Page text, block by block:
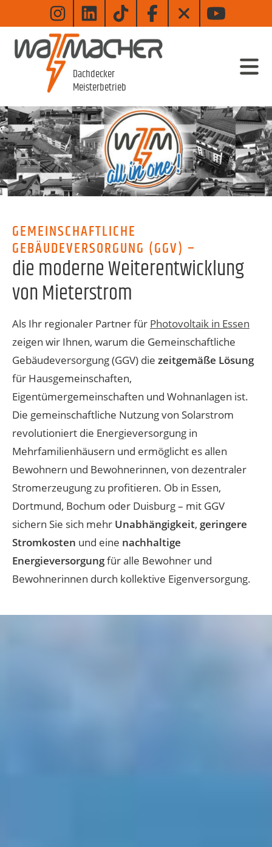
Hauptinhalt
wechseln
Dachdecker
Meisterbetrieb
GEMEINSCHAFTLICHE
GEBÄUDEVERSORGUNG (GGV) –
die moderne Weiterentwicklung
von Mieterstrom
Als Ihr regionaler Partner für Photovoltaik in Essen
zeigen wir Ihnen, warum die Gemeinschaftliche
Gebäudeversorgung (GGV) die zeitgemäße Lösung
für Hausgemeinschaften,
Eigentümergemeinschaften und Wohnanlagen ist.
Die gemeinschaftliche Nutzung von Solarstrom
revolutioniert die Energieversorgung in
Mehrfamilienhäusern und ermöglicht es allen
Bewohnern und Bewohnerinnen, von dezentraler
Stromerzeugung zu profitieren. Ob in Essen,
Dortmund, Bochum oder Duisburg – mit GGV
sichern Sie sich mehr Unabhängigkeit, geringere
Stromkosten und eine nachhaltige
Energieversorgungfür alle Bewohner und
Bewohnerinnen durch kollektive Eigenversorgung.